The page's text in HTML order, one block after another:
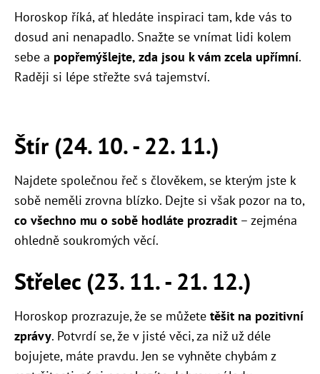
Horoskop říká, ať hledáte inspiraci tam, kde vás to
dosud ani nenapadlo. Snažte se vnímat lidi kolem
sebe a popřemýšlejte, zda jsou k vám zcela upřímní.
Raději si lépe střežte svá tajemství.
Štír (24. 10. - 22. 11.)
Najdete společnou řeč s člověkem, se kterým jste k
sobě neměli zrovna blízko. Dejte si však pozor na to,
co všechno mu o sobě hodláte prozradit – zejména
ohledně soukromých věcí.
Střelec (23. 11. - 21. 12.)
Horoskop prozrazuje, že se můžete těšit na pozitivní
zprávy. Potvrdí se, že v jisté věci, za niž už déle
bojujete, máte pravdu. Jen se vyhněte chybám z